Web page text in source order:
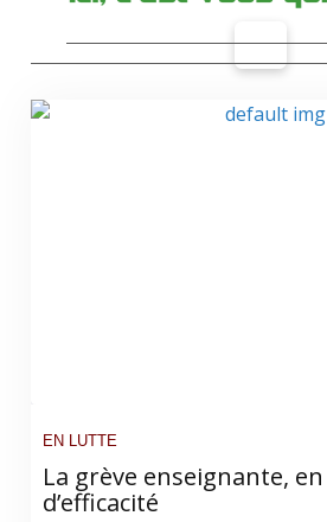
EN LUTTE
La grève enseignante,
d’efficacité